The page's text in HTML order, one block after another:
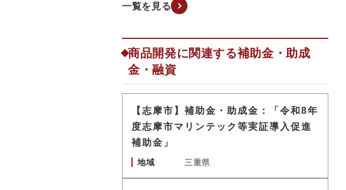
一覧を見る
商品開発に関連する補助金・助成
金・融資
【志摩市】補助金・助成金：「令和8年
度志摩市マリンテック等実証導入促進
補助金」
地域 三重県